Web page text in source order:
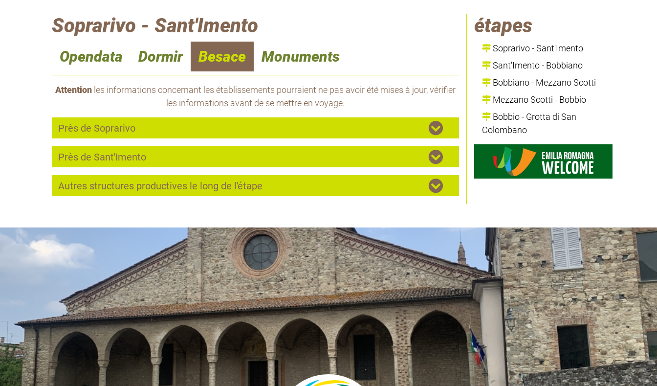
Soprarivo - Sant'Imento
Opendata Dormir Besace Monuments
Attention les informations concernant les établissements pourraient ne pas avoir été mises à jour, vérifier
les informations avant de se mettre en voyage.
Près de Soprarivo
Près de Sant'Imento
Autres structures productives le long de l'étape
étapes
Soprarivo - Sant'Imento
Sant'Imento - Bobbiano
Bobbiano - Mezzano Scotti
Mezzano Scotti - Bobbio
Bobbio - Grotta di San
Colombano